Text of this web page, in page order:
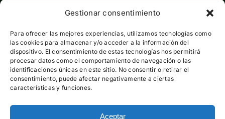
Gestionar consentimiento
Para ofrecer las mejores experiencias, utilizamos tecnologías como
las cookies para almacenar y/o acceder a la información del
dispositivo. El consentimiento de estas tecnologías nos permitirá
procesar datos como el comportamiento de navegación o las
identificaciones únicas en este sitio. No consentir o retirar el
consentimiento, puede afectar negativamente a ciertas
características y funciones.
Aceptar
Con el apoyo de: